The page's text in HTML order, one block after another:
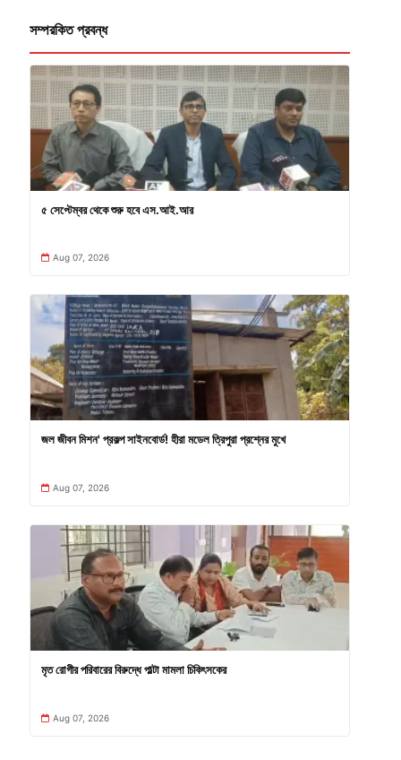
সম্পরকিত প্রবন্ধ
৫ সেপ্টেম্বর থেকে শুরু হবে এস.আই.আর
Aug 07, 2026
জল জীবন মিশন' প্রকল্প সাইনবোর্ড! হীরা মডেল ত্রিপুরা প্রশ্নের মুখে
Aug 07, 2026
মৃত রোগীর পরিবারের বিরুদ্ধে পাল্টা মামলা চিকিৎসকের
Aug 07, 2026